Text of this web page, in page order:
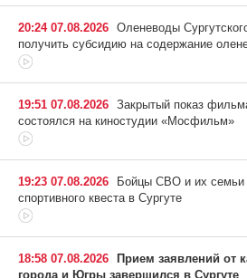
20:24 07.08.2026 Оленеводы
получить субсидию на содержание
19:51 07.08.2026 Закрытый показ
состоялся на киностудии «Мосфильм»
19:23 07.08.2026
Бойцы СВО и их семьи
спортивного квеста в Сургуте
18:58 07.08.2026
Прием заявлений от
города и Югры завершился в Сургуте